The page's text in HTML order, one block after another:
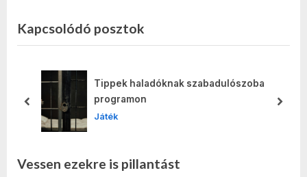
i
o
P
:
t
P
s
:
Kapcsolódó posztok
Tippek haladóknak szabadulószoba
programon
Játék
prev next
Vessen ezekre is pillantást